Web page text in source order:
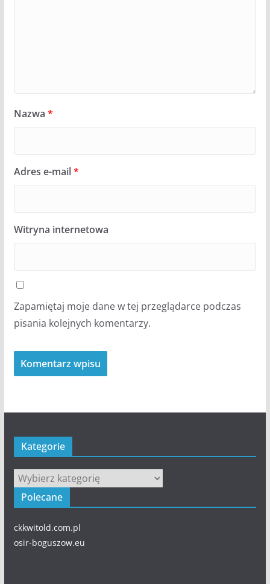
Nazwa *
Adres e-mail*
Witryna internetowa
Zapamiętaj moje dane w tej przeglądarce podczas
pisania kolejnych komentarzy.
Kategorie
Kategorie
Polecane
ckkwitold.com.pl
osir-boguszow.eu